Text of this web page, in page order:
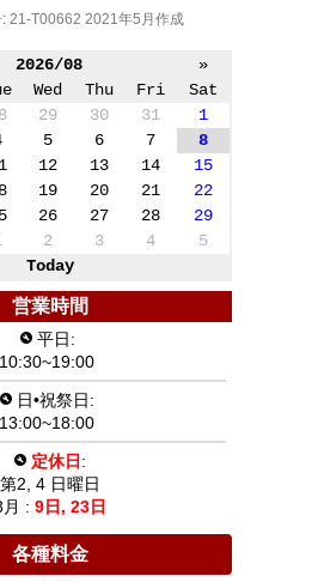
21-T00662 2021年5月作成
2026/08
»
Wed Thu Fri
Sat
29 30 31
1
5 6 7
8
12 13 14
15
19 20 21
22
26 27 28
29
2 3 4
5
Today
営業時間
平日:
10:30~19:00
日•祝祭日:
13:00~18:00
定休日 :
第2, 4 日曜日
月 : 9日, 23日
各種料金